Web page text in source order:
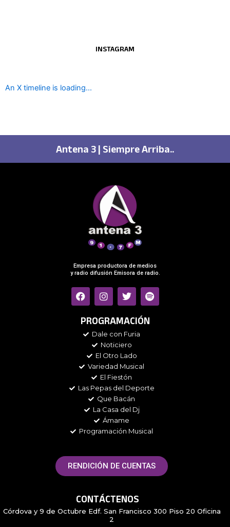
INSTAGRAM
An X timeline is loading...
Antena 3 | Siempre Arriba..
Empresa productora de medios
y radio difusión Emisora de radio.
F
a
e
o
I
n
t
g
r
a
m
T
w
t
e
r
S
p
t
PROGRAMACIÓN
Dale con Furia
Noticiero
El Otro Lado
Variedad Musical
El Fiestón
Las Pepas del Deporte
Que Bacán
La Casa del Dj
Ámame
Programación Musical
RENDICIÓN DE CUENTAS
CONTÁCTENOS
Córdova y 9 de Octubre Edf. San Francisco 300 Piso 20 Oficina
2